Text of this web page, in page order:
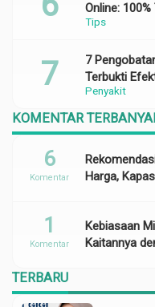
Tips
Online:
Penyakit
7
Terbukti
KOMENTAR
Harga,
6
Komentar
Kebiasaan
Kaitannya
1
Komentar
TERBARU